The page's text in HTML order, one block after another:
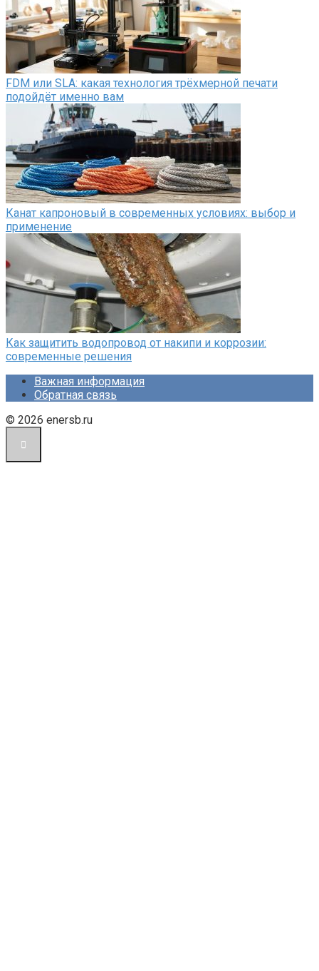
FDM или SLA: какая технология трёхмерной печати
подойдёт именно вам
Канат капроновый в современных условиях: выбор и
применение
Как защитить водопровод от накипи и коррозии:
современные решения
Важная информация
Обратная связь
© 2026 enersb.ru